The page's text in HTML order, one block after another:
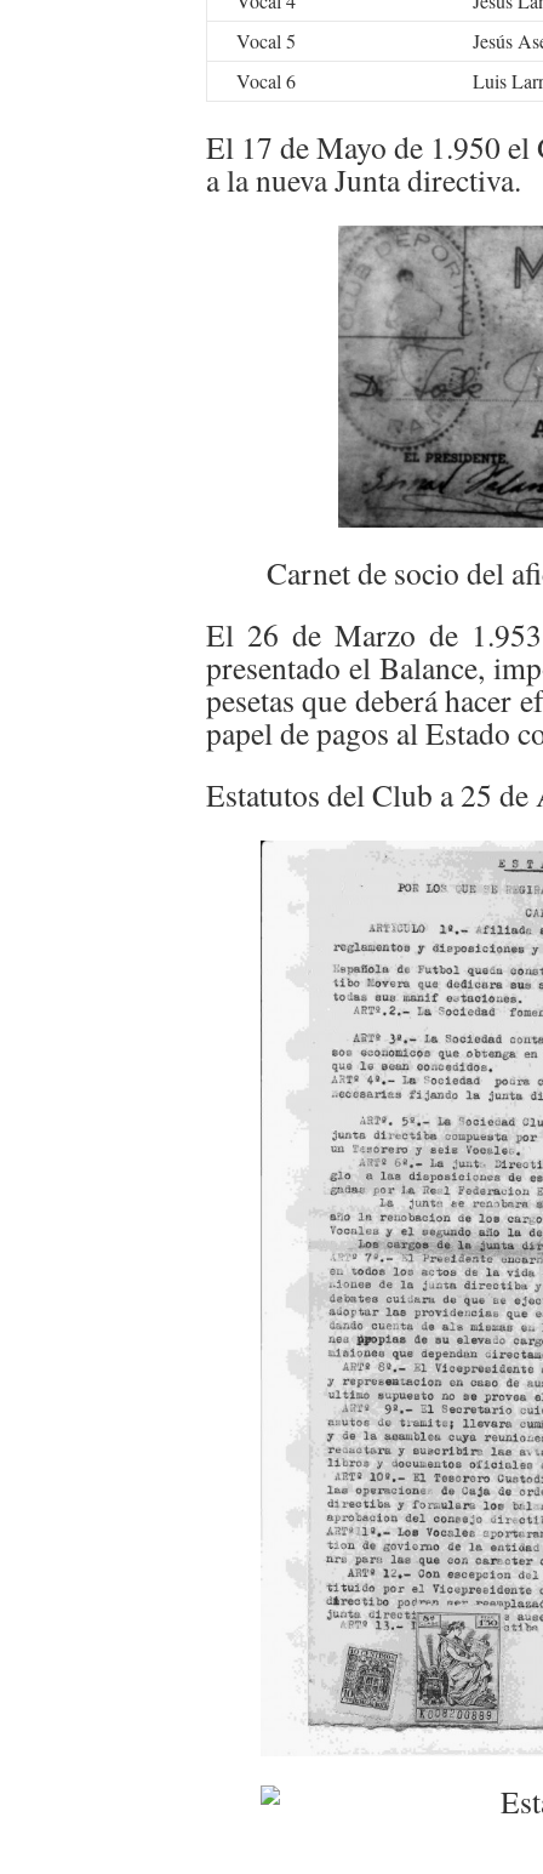
Vocal 5
Jesús
Vocal 6
Luis
El 17 de Mayo de 1.950
a la nueva Junta directiva.
Carnet de socio del
El 26 de Marzo de
presentado el Balance,
pesetas que deberá hacer
papel de pagos al Estado
Estatutos del Club a 25 de